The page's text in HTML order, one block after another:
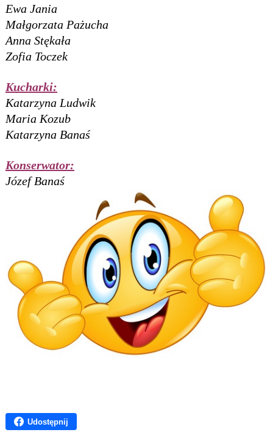
Ewa Jania
Małgorzata Pażucha
Anna Stękała
Zofia Toczek
Kucharki:
Katarzyna Ludwik
Maria Kozub
Katarzyna Banaś
Konserwator:
Józef Banaś
Udostępnij